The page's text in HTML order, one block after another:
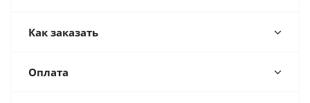
Как заказать
Оплата